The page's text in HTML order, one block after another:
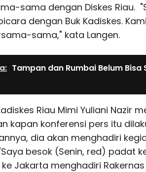
sama dengan Diskes Riau.
dengan Buk Kadiskes.
sama," kata Langen.
Tampan dan Rumbai Belum Bisa
Riau Mimi Yuliani Nazir
kapan konferensi pers itu
dia akan menghadiri
besok (Senin, red) padat
Jakarta menghadiri